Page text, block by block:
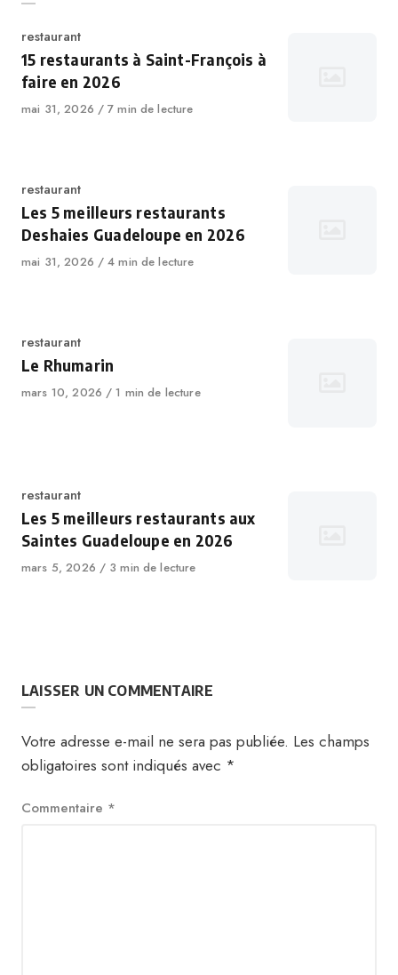
restaurant
15 restaurants à Saint-François à
faire en 2026
mai 31, 2026 7 min de lecture
restaurant
Les 5 meilleurs restaurants
Deshaies Guadeloupe en 2026
mai 31, 2026 4 min de lecture
restaurant
Le Rhumarin
mars 10, 2026 1 min de lecture
restaurant
Les 5 meilleurs restaurants aux
Saintes Guadeloupe en 2026
mars 5, 2026 3 min de lecture
LAISSER UN COMMENTAIRE
Votre adresse e-mail ne sera pas publiée. Les champs
obligatoires sont indiqués avec *
Commentaire *